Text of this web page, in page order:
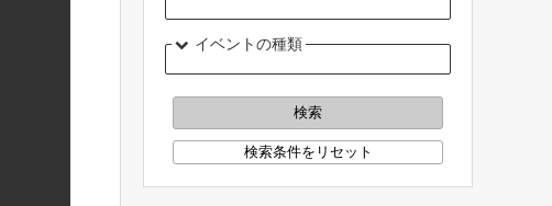
イベントの種類